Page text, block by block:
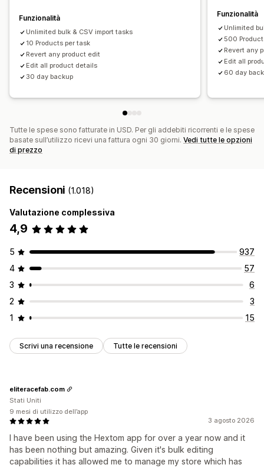
Avvisi via email
Report dei dati storici
Importazione ed esportazione di dati
Metriche di performance
Registri dettagliati
Funzionalità
Unlimited bulk & CSV import tasks
10 Products per task
Revert any product edit
Edit all product details
30 day backup
Funzionalità
Unlimited
500
Revert any
Edit all
60 day
Tutte le spese sono fatturate in USD. Per gli addebiti ricorrenti e le spese
basate sull’utilizzo ricevi una fattura ogni 30 giorni. Vedi tutte le opzioni
di prezzo
Recensioni (1.018)
Valutazione complessiva
4,9
5
937
4
57
3
6
2
3
1
15
Scrivi una recensione Tutte le recensioni
3 agosto 2026
I have been using the Hextom app for over a year now and it
has been nothing but amazing. Given it's bulk editing
capabilities it has allowed me to manage my store which has
eliteracefab.com
Stati Uniti
9 mesi di utilizzo dell’app